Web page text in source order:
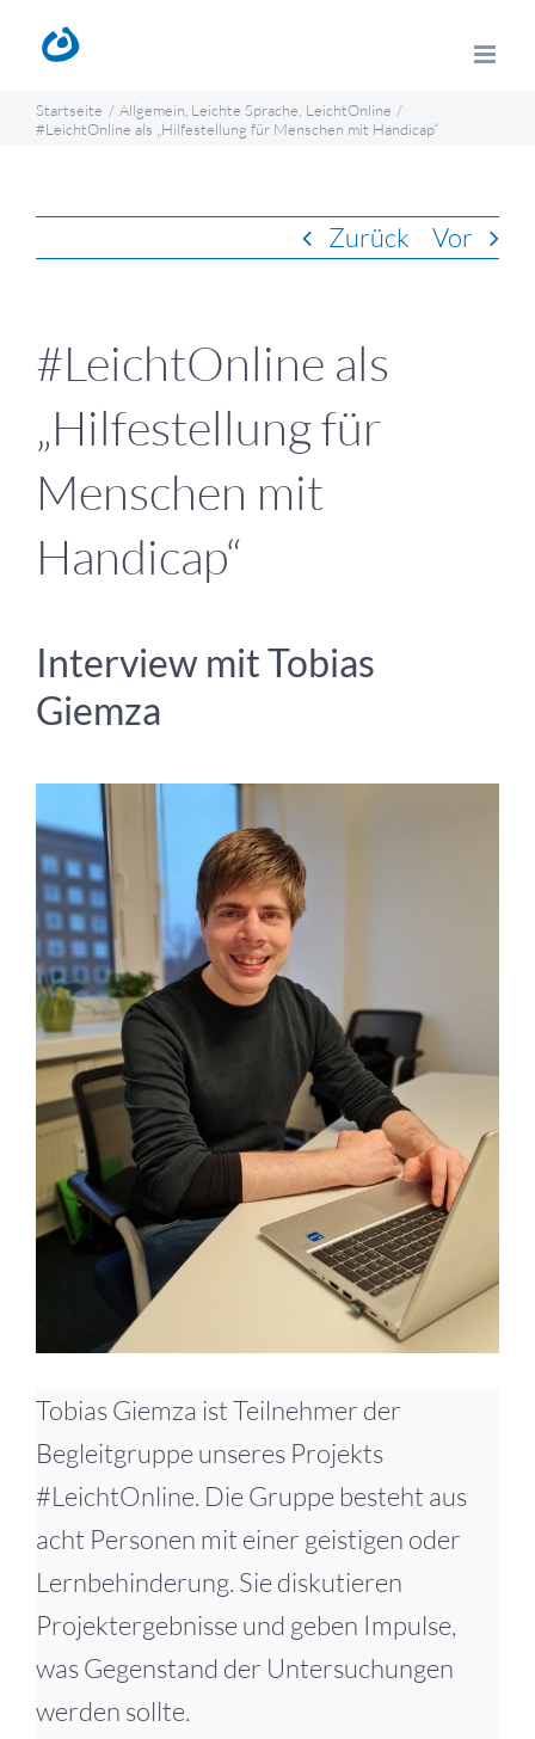
Inhalt
springen
Startseite Allgemein Leichte Sprache LeichtOnline
#LeichtOnline als „Hilfestellung für Menschen mit Handicap“
Zurück Vor
#LeichtOnline als
„Hilfestellung für
Menschen mit
Handicap“
Interview mit Tobias
Giemza
Tobias Giemza ist Teilnehmer der
Begleitgruppe unseres Projekts
#LeichtOnline. Die Gruppe besteht aus
acht Personen mit einer geistigen oder
Lernbehinderung. Sie diskutieren
Projektergebnisse und geben Impulse,
was Gegenstand der Untersuchungen
werden sollte.